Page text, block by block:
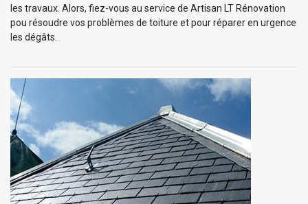
les travaux. Alors, fiez-vous au service de Artisan LT Rénovation
pou résoudre vos problèmes de toiture et pour réparer en urgence
les dégâts.